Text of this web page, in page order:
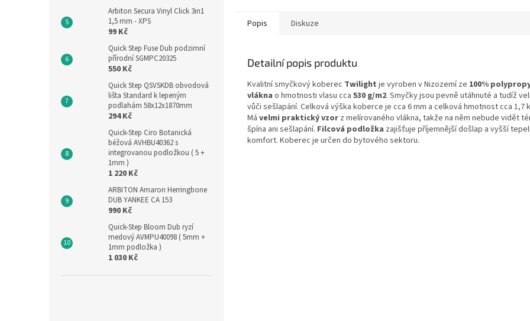
Arbiton Secura Vinyl Click 3in1
1,5 mm - XPS
99 Kč
Quick Step Fuse Dub podzimní
přírodní SGMPC20325
550 Kč
Quick Step QSVSKDB obvodová
lišta Standard k lepeným
podlahám 58x12x1870mm
294 Kč
Quick-Step Ciro Botanická
béžová AVHBU40362 s
integrovanou podložkou ( 5 +
1mm )
1 220 Kč
ARBITON Amaron Herringbone
DUB YANKEE CA 153
990 Kč
Quick-Step Bloom Dub ryzí
medový AVMPU40098 ( 5mm +
1mm podložka )
1 030 Kč
Popis Diskuze
Detailní popis produktu
Kvalitní smyčkový koberec Twilight je vyroben v Nizozemí ze 100%
vlákna o hmotnosti vlasu cca 530 g/m2. Smyčky jsou pevně utáhnuté a tudíž
vůči sešlapání. Celková výška koberce je cca 6 mm a celková hmotnost cca 1,7
Má velmi praktický vzor z melírovaného vlákna, takže na něm nebude vidět
špína ani sešlapání. Filcová podložka zajišťuje příjemnější došlap a vyšší
komfort. Koberec je určen do bytového sektoru.